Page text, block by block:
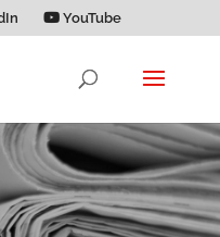
YouTube